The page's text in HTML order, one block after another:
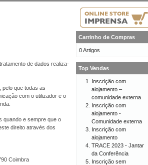
de dados realiza-
que todas as
com o utilizador e o
quando e sempre que o
direito através dos
Coimbra
Carrinho de Compras
0 Artigos
Top Vendas
Inscrição com
alojamento –
comunidade externa
Inscrição com
alojamento -
Comunidade externa
Inscrição com
alojamento
TRACE 2023 - Jantar
da Conferência
Inscrição sem